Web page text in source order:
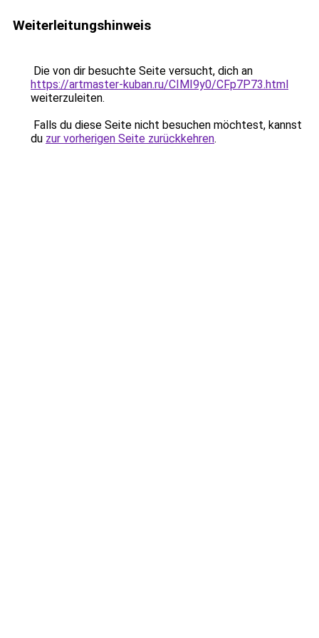
Weiterleitungshinweis
Die von dir besuchte Seite versucht, dich an
https://artmaster-kuban.ru/CIMI9y0/CFp7P73.html
weiterzuleiten.
Falls du diese Seite nicht besuchen möchtest, kannst
du zur vorherigen Seite zurückkehren.